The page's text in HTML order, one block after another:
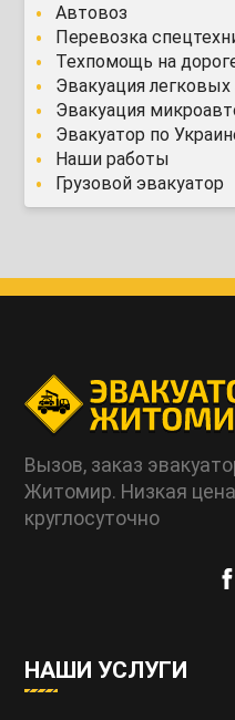
Автовоз
Перевозка
Техпомощь на
Эвакуация легковых
Эвакуация
Эвакуатор по
Наши работы
Грузовой эвакуатор
Вызов, заказ
Житомир. Низкая
круглосуточно
НАШИ УСЛУГИ